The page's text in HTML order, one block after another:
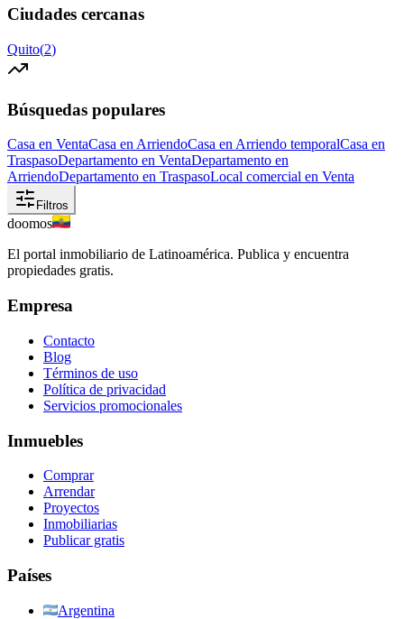
Ciudades cercanas
Quito(2)
Búsquedas populares
Casa en VentaCasa en ArriendoCasa en Arriendo temporalCasa en
TraspasoDepartamento en VentaDepartamento en
ArriendoDepartamento en TraspasoLocal comercial en Venta
Filtros
doomos
El portal inmobiliario de Latinoamérica. Publica y encuentra
propiedades gratis.
Empresa
Contacto
Blog
Términos de uso
Política de privacidad
Servicios promocionales
Inmuebles
Comprar
Arrendar
Proyectos
Inmobiliarias
Publicar gratis
Países
Argentina